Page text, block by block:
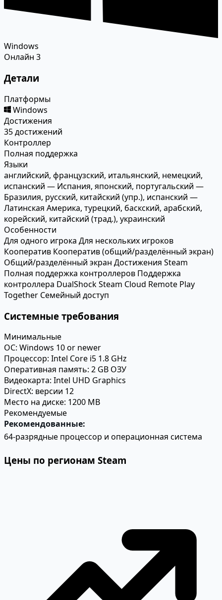
Windows
Онлайн 3
Детали
Платформы
Windows
Достижения
35 достижений
Контроллер
Полная поддержка
Языки
английский, французский, итальянский, немецкий,
испанский — Испания, японский, португальский —
Бразилия, русский, китайский (упр.), испанский —
Латинская Америка, турецкий, баскский, арабский,
корейский, китайский (трад.), украинский
Особенности
Для одного игрока Для нескольких игроков
Кооператив Кооператив (общий/разделённый экран)
Общий/разделённый экран Достижения Steam
Полная поддержка контроллеров Поддержка
контроллера DualShockSteam Cloud Remote Play
Together Семейный доступ
Системные требования
Минимальные
ОС: Windows 10 or newer
Процессор: Intel Core i5 1.8 GHz
Оперативная память: 2 GB ОЗУ
Видеокарта: Intel UHD Graphics
DirectX: версии 12
Место на диске: 1200 MB
Рекомендуемые
Рекомендованные:
64-разрядные процессор и операционная система
Цены по регионам Steam